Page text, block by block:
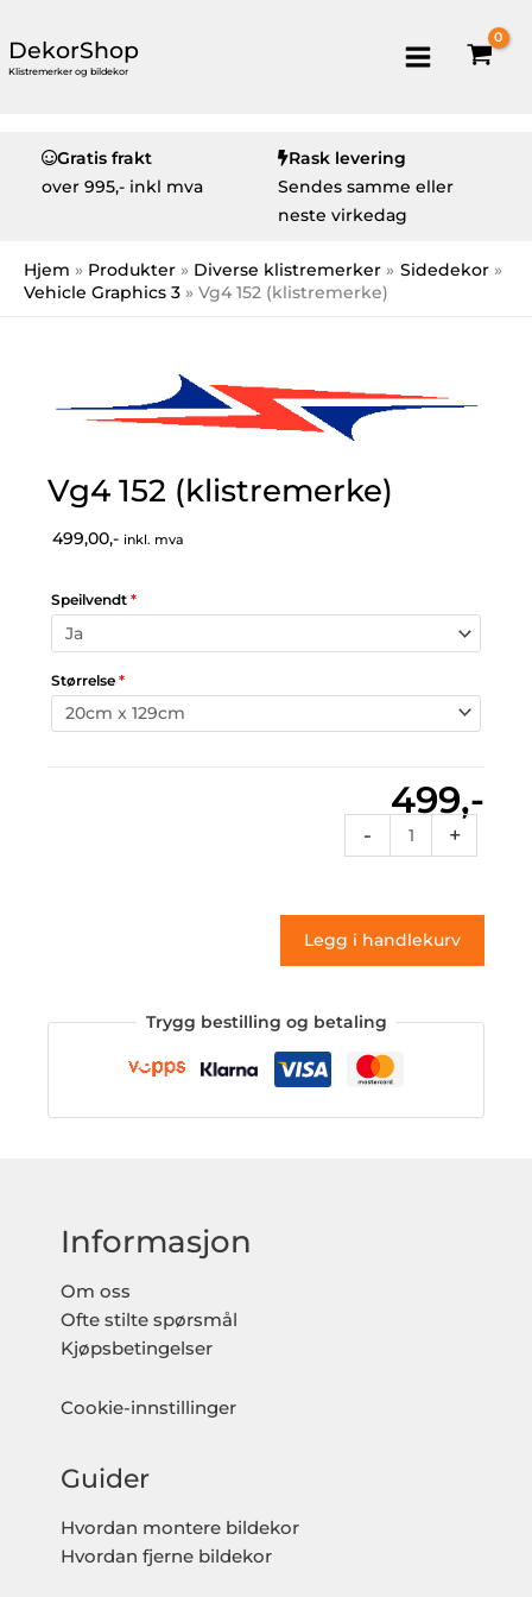
DekorShop
Klistremerker og bildekor
Gratis frakt
over 995,- inkl mva
Rask levering
Sendes samme eller
neste virkedag
Hjem Produkter Diverse klistremerker
Sidedekor
Vehicle Graphics 3
Vg4 152 (klistremerke)
Vg4 152 (klistremerke)
499,00,- inkl. mva
Speilvendt *
Størrelse *
499,-
-
152
antall
+
Legg i handlekurv
Trygg bestilling og betaling
Informasjon
Om oss
Ofte stilte spørsmål
Kjøpsbetingelser
Cookie-innstillinger
Guider
Hvordan montere bildekor
Hvordan fjerne bildekor